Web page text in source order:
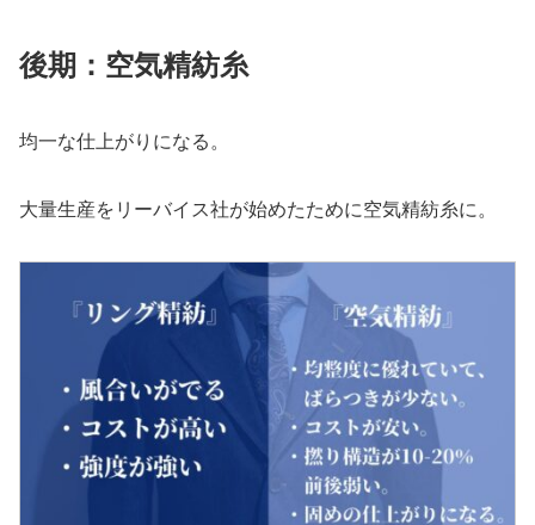
後期：空気精紡糸
均一な仕上がりになる。
大量生産をリーバイス社が始めたために空気精紡糸に。